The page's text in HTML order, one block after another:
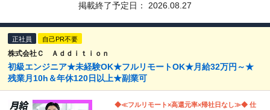
掲載終了予定日： 2026.08.27
正社員 自己PR不要
株式会社Ｃ Ａｄｄｉｔｉｏｎ
初級エンジニア★未経験OK★フルリモートOK★月給32万円～★
残業月10h＆年休120日以上★副業可
◆≪フルリモート×高還元率×帰社日なし≫◆ 仕